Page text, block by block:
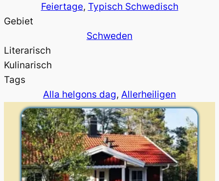
Feiertage, Typisch Schwedisch
Gebiet
Schweden
Literarisch
Kulinarisch
Tags
Alla helgons dag, Allerheiligen